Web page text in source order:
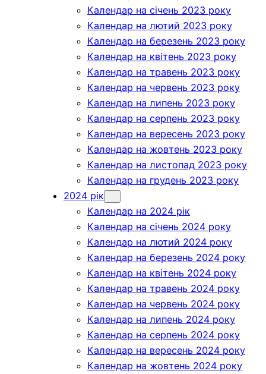
Календар на січень 2023 року
Календар на лютий 2023 року
Календар на березень 2023 року
Календар на квітень 2023 року
Календар на травень 2023 року
Календар на червень 2023 року
Календар на липень 2023 року
Календар на серпень 2023 року
Календар на вересень 2023 року
Календар на жовтень 2023 року
Календар на листопад 2023 року
Календар на грудень 2023 року
2024 рік
Календар на 2024 рік
Календар на січень 2024 року
Календар на лютий 2024 року
Календар на березень 2024 року
Календар на квітень 2024 року
Календар на травень 2024 року
Календар на червень 2024 року
Календар на липень 2024 року
Календар на серпень 2024 року
Календар на вересень 2024 року
Календар на жовтень 2024 року